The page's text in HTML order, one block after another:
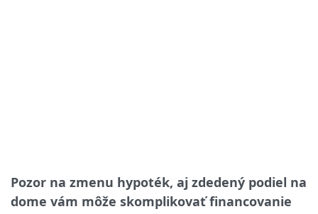
Pozor na zmenu hypoték, aj zdedený podiel na
dome vám môže skomplikovať financovanie